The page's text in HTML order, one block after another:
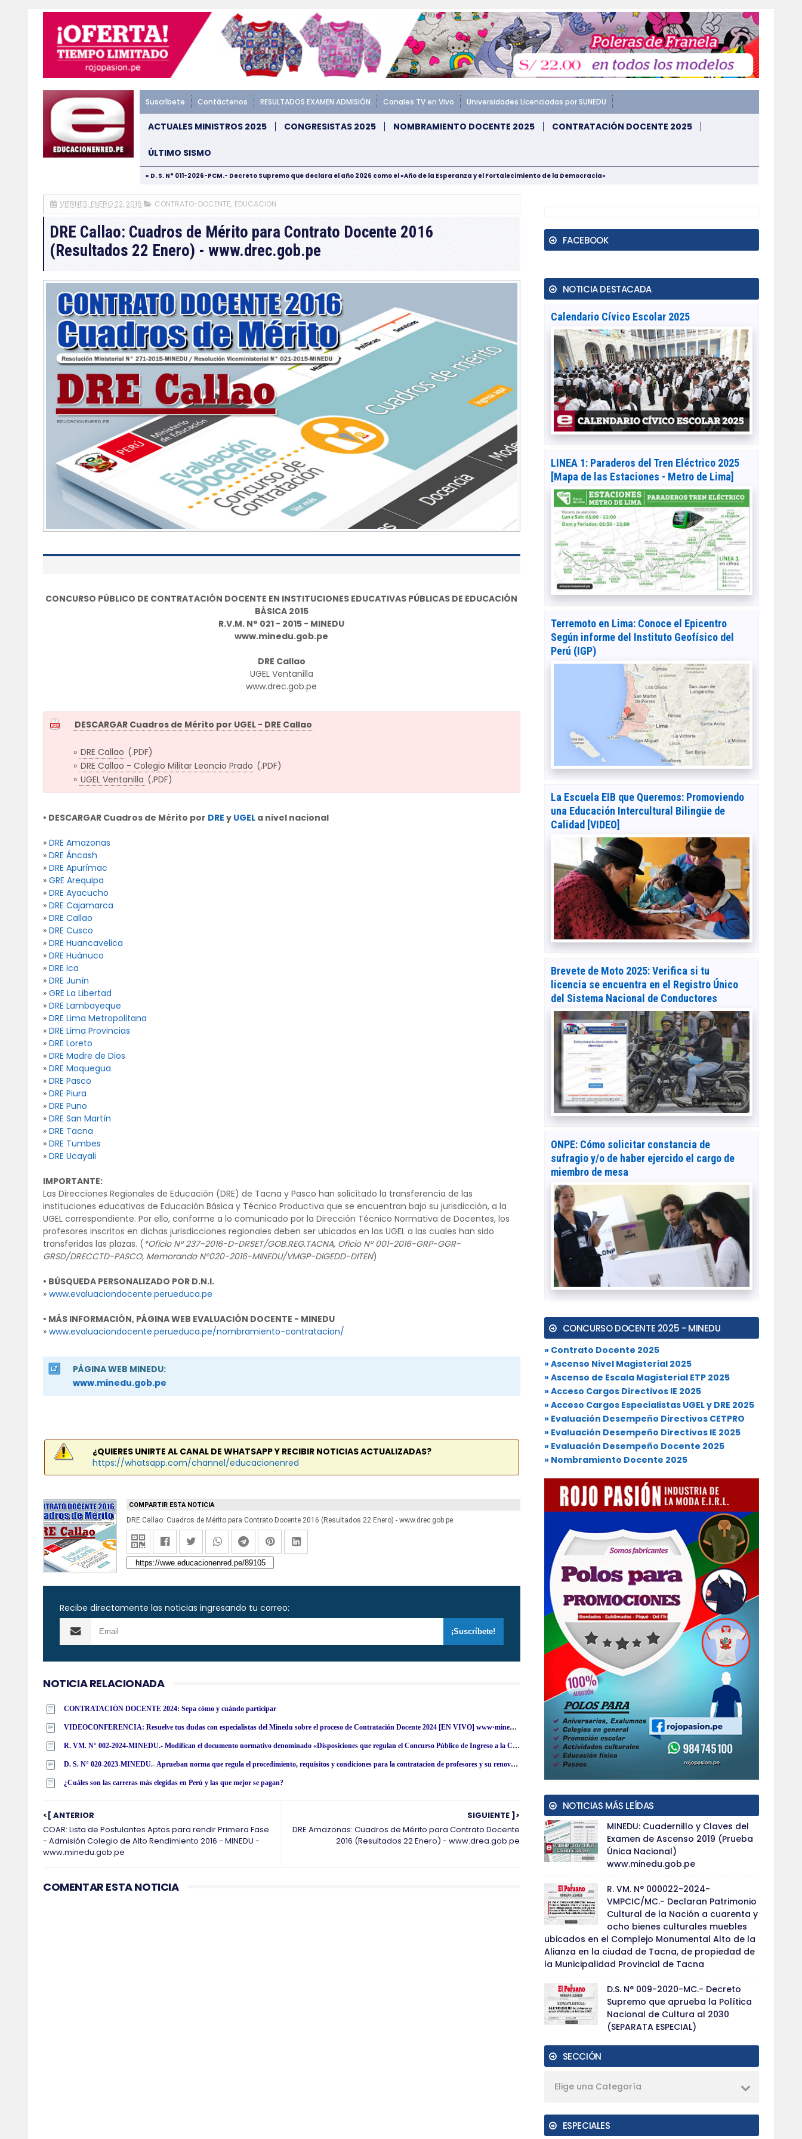
Suscríbete Contáctenos RESULTADOS EXAMEN ADMISIÓN Canales TV en Vivo Universidades Licenciadas por SUNEDU
ACTUALES MINISTROS 2025 CONGRESISTAS 2025 NOMBRAMIENTO DOCENTE 2025 CONTRATACIÓN DOCENTE 2025
ÚLTIMO SISMO
« D. S. N° 011-2026-PCM.- Decreto Supremo que declara el año 2026 como el «Año de la Esperanza y el Fortalecimiento de la Democracia»
VIERNES, ENERO 22, 2016 CONTRATO-DOCENTE, EDUCACION
DRE Callao: Cuadros de Mérito para Contrato Docente 2016
(Resultados 22 Enero) - www.drec.gob.pe
CONCURSO PÚBLICO DE CONTRATACIÓN DOCENTE EN INSTITUCIONES EDUCATIVAS PÚBLICAS DE EDUCACIÓN
BÁSICA 2015
R.V.M. N° 021 - 2015 - MINEDU
www.minedu.gob.pe
DRE Callao
UGEL Ventanilla
www.drec.gob.pe
DESCARGAR Cuadros de Mérito por UGEL - DRE Callao
» DRE Callao (.PDF)
» DRE Callao - Colegio Militar Leoncio Prado (.PDF)
» UGEL Ventanilla (.PDF)
• DESCARGAR Cuadros de Mérito por DRE y UGEL a nivel nacional
» DRE Amazonas
» DRE Áncash
» DRE Apurímac
» GRE Arequipa
» DRE Ayacucho
» DRE Cajamarca
» DRE Callao
» DRE Cusco
» DRE Huancavelica
» DRE Huánuco
» DRE Ica
» DRE Junín
» GRE La Libertad
» DRE Lambayeque
» DRE Lima Metropolitana
» DRE Lima Provincias
» DRE Loreto
» DRE Madre de Dios
» DRE Moquegua
» DRE Pasco
» DRE Piura
» DRE Puno
» DRE San Martín
» DRE Tacna
» DRE Tumbes
» DRE Ucayali
IMPORTANTE:
Las Direcciones Regionales de Educación (DRE) de Tacna y Pasco han solicitado la transferencia de las
instituciones educativas de Educación Básica y Técnico Productiva que se encuentran bajo su jurisdicción, a la
UGEL correspondiente. Por ello, conforme a lo comunicado por la Dirección Técnico Normativa de Docentes, los
profesores inscritos en dichas jurisdicciones regionales deben ser ubicados en las UGEL a las cuales han sido
transferidas las plazas. ( *Oficio N° 237-2016-D-DRSET/GOB.REG.TACNA, Oficio N° 001-2016-GRP-GGR-
GRSD/DRECCTD-PASCO, Memorando N°020-2016-MINEDU/VMGP-DIGEDD-DITEN)
• BÚSQUEDA PERSONALIZADO POR D.N.I.
» www.evaluaciondocente.perueduca.pe
• MÁS INFORMACIÓN, PÁGINA WEB EVALUACIÓN DOCENTE - MINEDU
» www.evaluaciondocente.perueduca.pe/nombramiento-contratacion/
PÁGINA WEB MINEDU:
www.minedu.gob.pe
¿QUIERES UNIRTE AL CANAL DE WHATSAPP Y RECIBIR NOTICIAS ACTUALIZADAS?
https://whatsapp.com/channel/educacionenred
COMPARTIR ESTA NOTICIA
DRE Callao: Cuadros de Mérito para Contrato Docente 2016 (Resultados 22 Enero) - www.drec.gob.pe
Recibe directamente las noticias ingresando tu correo:
NOTICIA RELACIONADA
CONTRATACIÓN DOCENTE 2024: Sepa cómo y cuándo participar
VIDEOCONFERENCIA: Resuelve tus dudas con especialistas del Minedu sobre el proceso de Contratación Docente 2024 [EN VIVO] www·minedu·gob·pe
R. VM. N° 002-2024-MINEDU.- Modifican el documento normativo denominado «Disposiciones que regulan el Concurso Público de Ingreso a la Carrera Pública Magisterial - 2022 y que Determina los Cuadros de Mérito para la Contratación Docente 2023-2024 en Instituciones Educativas Públicas de Educación Básica», Modifican Cronograma y dictan otras disposiciones
D. S. N° 020-2023-MINEDU.- Aprueban norma que regula el procedimiento, requisitos y condiciones para la contratacion de profesores y su renovación del Contrato de Servicio Docente en Educación Básica y Técnico-Productiva, en el marco de la Ley N° 30328, Ley que establece medidas en materia educativa y dicta otras disposiciones
¿Cuáles son las carreras más elegidas en Perú y las que mejor se pagan?
SIGUIENTE ]>
DRE Amazonas: Cuadros de Mérito para Contrato Docente
2016 (Resultados 22 Enero) - www.drea.gob.pe
<[ ANTERIOR
COAR: Lista de Postulantes Aptos para rendir Primera Fase
- Admisión Colegio de Alto Rendimiento 2016 - MINEDU -
www.minedu.gob.pe
COMENTAR ESTA NOTICIA
FACEBOOK
NOTICIA DESTACADA
Calendario Cívico Escolar 2025
LINEA 1: Paraderos del Tren Eléctrico 2025
[Mapa de las Estaciones - Metro de Lima]
Terremoto en Lima: Conoce el Epicentro
Según informe del Instituto Geofísico del
Perú (IGP)
La Escuela EIB que Queremos: Promoviendo
una Educación Intercultural Bilingüe de
Calidad [VIDEO]
Brevete de Moto 2025: Verifica si tu
licencia se encuentra en el Registro Único
del Sistema Nacional de Conductores
ONPE: Cómo solicitar constancia de
sufragio y/o de haber ejercido el cargo de
miembro de mesa
CONCURSO DOCENTE 2025 - MINEDU
» Contrato Docente 2025
» Ascenso Nivel Magisterial 2025
» Ascenso de Escala Magisterial ETP 2025
» Acceso Cargos Directivos IE 2025
» Acceso Cargos Especialistas UGEL y DRE 2025
» Evaluación Desempeño Directivos CETPRO
» Evaluación Desempeño Directivos IE 2025
» Evaluación Desempeño Docente 2025
» Nombramiento Docente 2025
NOTICIAS MÁS LEÍDAS
MINEDU: Cuadernillo y Claves del
Examen de Ascenso 2019 (Prueba
Única Nacional)
www.minedu.gob.pe
R. VM. N° 000022-2024-
VMPCIC/MC.- Declaran Patrimonio
Cultural de la Nación a cuarenta y
ocho bienes culturales muebles
ubicados en el Complejo Monumental Alto de la
Alianza en la ciudad de Tacna, de propiedad de
la Municipalidad Provincial de Tacna
D.S. N° 009-2020-MC.- Decreto
Supremo que aprueba la Política
Nacional de Cultura al 2030
(SEPARATA ESPECIAL)
SECCIÓN
Elige una Categoría
ESPECIALES